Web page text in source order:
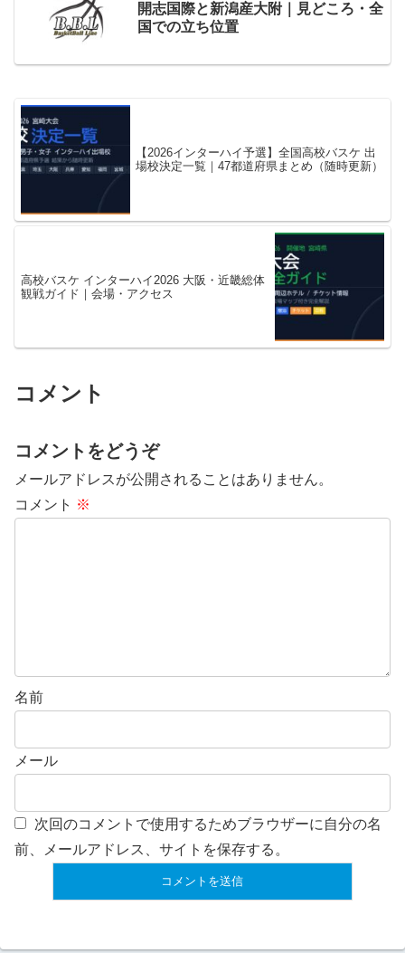
開志国際と新潟産大附｜見どころ・全
国での立ち位置
【2026インターハイ予選】全国高校バスケ 出
場校決定一覧｜47都道府県まとめ（随時更新）
高校バスケ インターハイ2026 大阪・近畿総体
観戦ガイド｜会場・アクセス
コメント
コメントをどうぞ
メールアドレスが公開されることはありません。
コメント ※
名前
メール
次回のコメントで使用するためブラウザーに自分の名
前、メールアドレス、サイトを保存する。